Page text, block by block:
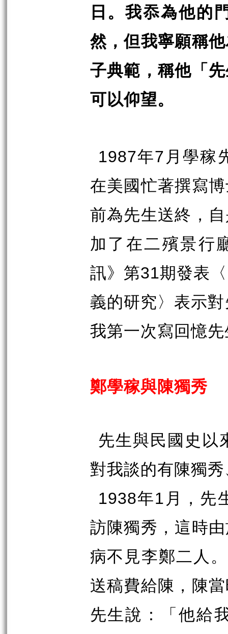
日。我忝為他的
然，但我寧願稱
子典範，稱他「
可以仰望。
1987年7 月學稼
在美國忙著撰寫
前為先生送終，
加了在二殯景行
訊》第31期發表
義的研究〉表示
我第一次寫回憶
鄭學稼與陳獨秀
先生與民國史以
對我談的有陳獨
1938年1 月，先
訪陳獨秀，這時
病不見李鄭二人。
送稿費給陳，陳
先生說：「他給